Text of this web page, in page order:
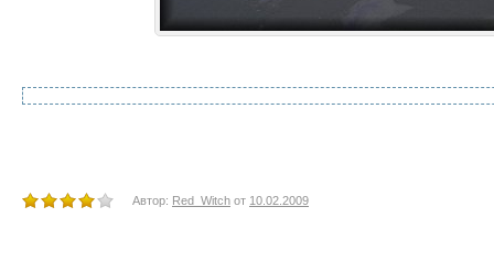
Автор: Red_Witch от 10.02.2009